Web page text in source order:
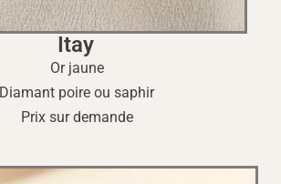
Itay
Or jaune
Diamant poire ou saphir
Prix sur demande